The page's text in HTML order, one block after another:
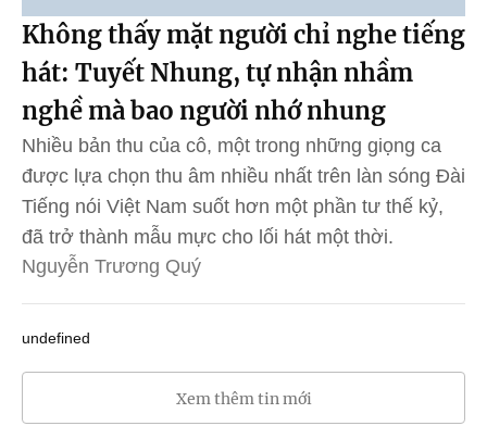
Không thấy mặt người chỉ nghe tiếng
hát: Tuyết Nhung, tự nhận nhầm
nghề mà bao người nhớ nhung
Nhiều bản thu của cô, một trong những giọng ca
được lựa chọn thu âm nhiều nhất trên làn sóng Đài
Tiếng nói Việt Nam suốt hơn một phần tư thế kỷ,
đã trở thành mẫu mực cho lối hát một thời.
Nguyễn Trương Quý
undefined
Xem thêm tin mới